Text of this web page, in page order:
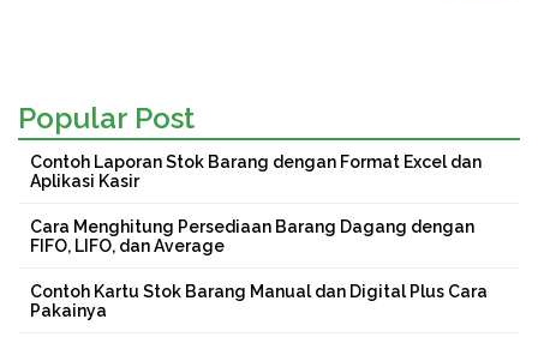
Popular Post
Contoh Laporan Stok Barang dengan Format Excel dan
Aplikasi Kasir
Cara Menghitung Persediaan Barang Dagang dengan
FIFO, LIFO, dan Average
Contoh Kartu Stok Barang Manual dan Digital Plus Cara
Pakainya